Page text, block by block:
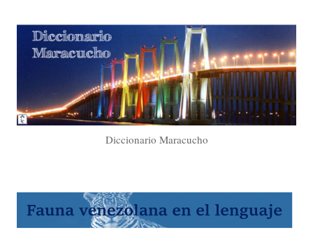
Diccionario Maracucho